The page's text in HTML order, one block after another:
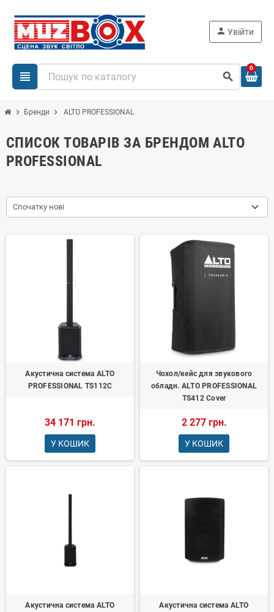
view_headline search
person Увійти
0
chevron_right Бренди chevron_right ALTO PROFESSIONAL
СПИСОК ТОВАРІВ ЗА БРЕНДОМ ALTO
PROFESSIONAL
Спочатку нові
Акустична система ALTO
PROFESSIONAL TS112C
34 171 грн.
У КОШИК
Чохол/кейс для звукового
обладн. ALTO PROFESSIONAL
TS412 Cover
2 277 грн.
У КОШИК
Акустична система ALTO
Акустична система ALTO